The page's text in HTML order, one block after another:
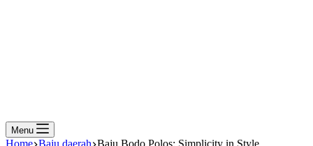
Menu
Home Baju daerah Baju Bodo Polos: Simplicity in Style